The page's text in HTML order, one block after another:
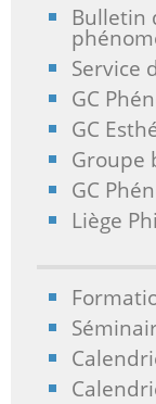
Bulletin
Service
GC
GC
Groupe
GC
Liège